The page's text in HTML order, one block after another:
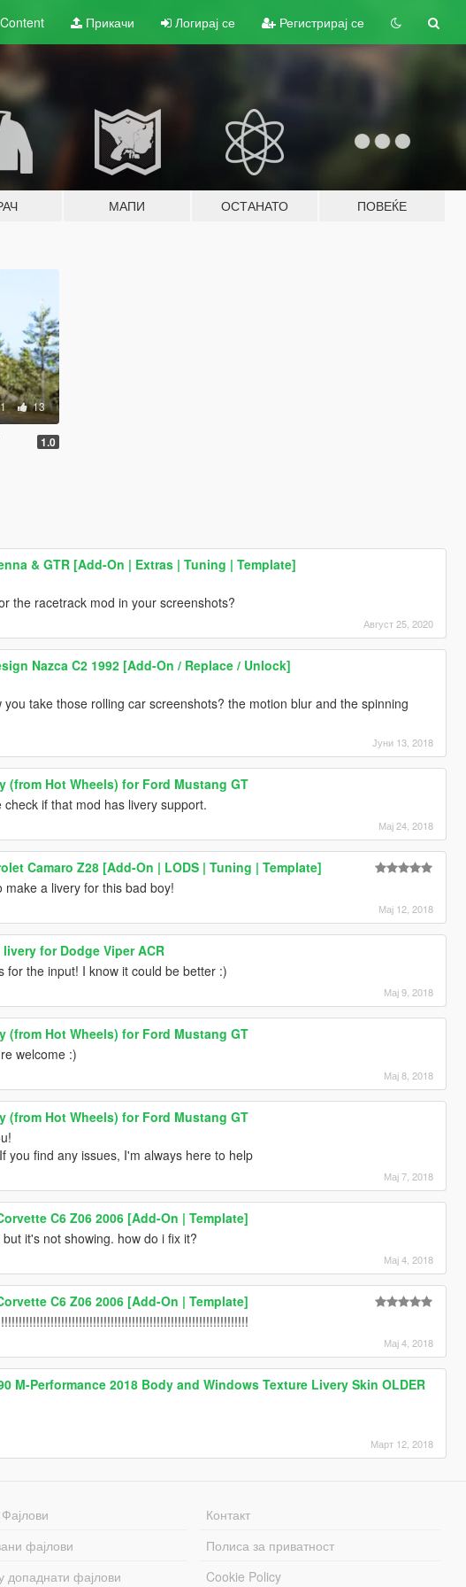
Content Прикачи Логирај се Регистрирај се
МАПИ ОСТАНАТО ПОВЕЌЕ
13
1.0
& GTR [Add-On | Extras | Tuning | Template]
the racetrack mod in your screenshots?
Август 25, 2020
Nazca C2 1992 [Add-On / Replace / Unlock]
take those rolling car screenshots? the motion blur and the spinning
Јуни 13, 2018
(from Hot Wheels) for Ford Mustang GT
if that mod has livery support.
Мај 24, 2018
Camaro Z28 [Add-On | LODS | Tuning | Template]
a livery for this bad boy!
Мај 12, 2018
for Dodge Viper ACR
for the input! I know it could be better :)
Мај 9, 2018
(from Hot Wheels) for Ford Mustang GT
welcome :)
Мај 8, 2018
(from Hot Wheels) for Ford Mustang GT
you find any issues, I'm always here to help
Мај 7, 2018
C6 Z06 2006 [Add-On | Template]
it's not showing. how do i fix it?
Мај 4, 2018
C6 Z06 2006 [Add-On | Template]
Мај 4, 2018
M-Performance 2018 Body and Windows Texture Livery Skin OLDER
Март 12, 2018
фајлови
допаднати фајлови
Контакт
Полиса за приватност
Cookie Policy